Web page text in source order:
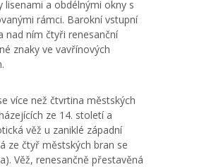
lisenami a obdélnými okny s
rámci. Barokní vstupní
nad ním čtyři renesanční
znaky ve vavřínových
více než čtvrtina městských
ze 14. století a
věž u zaniklé západní
ze čtyř městských bran se
Věž, renesančně přestavěná